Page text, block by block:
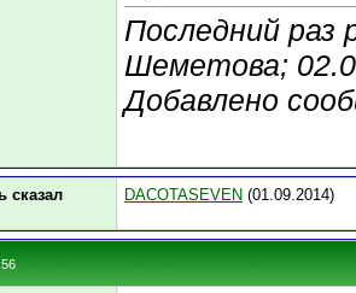
Последний раз
Шеметова;
Добавлено
сказал
DACOTASEVEN (01.09.2014)